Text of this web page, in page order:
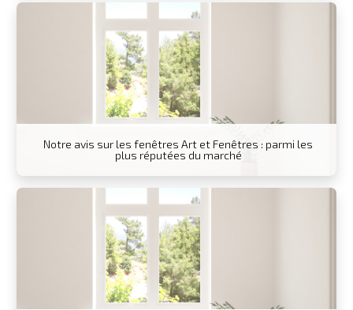
Notre avis sur les fenêtres Art et Fenêtres : parmi les
plus réputées du marché